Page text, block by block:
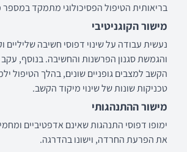
בריאותית הטיפול הפסיכולוגי מתמקד במספר
מישור הקוגניטיבי
נעשית עבודה על שינוי דפוסי חשיבה שליליים
והגמשת סגנון הפרשנות והחשיבה. בנוסף,
הקשב למצבים גופניים שונים, בהלך הטיפול
טכניקות שונות של שינוי מיקוד הקשב.
מישור ההתנהגותי
ימופו דפוסי התנהגות שאינם אדפטיביים
את הפרעת החרדה, וישונו בהדרגה.